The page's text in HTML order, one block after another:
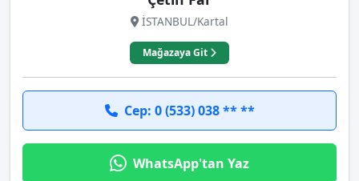
İSTANBUL/Kartal
Mağazaya Git
Cep: 0 (533) 038 ** **
WhatsApp'tan Yaz